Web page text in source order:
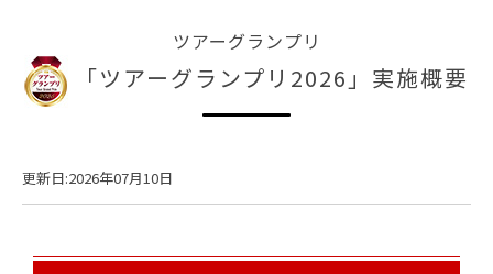
ツアーグランプリ
「ツアーグランプリ2026」実施概要
更新日:2026年07月10日